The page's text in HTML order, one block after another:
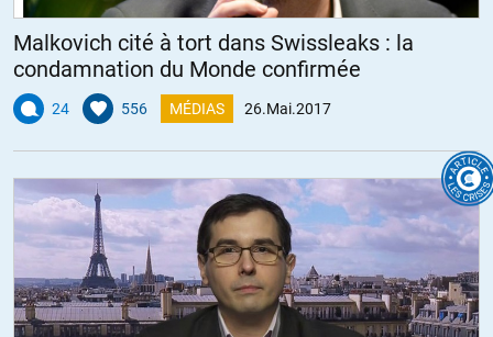
Malkovich cité à tort dans Swissleaks : la
condamnation du Monde confirmée
24 556 MÉDIAS 26.Mai.2017